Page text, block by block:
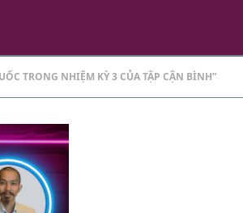
TRONG NHIỆM KỲ 3 CỦA TẬP CẬN BÌNH”